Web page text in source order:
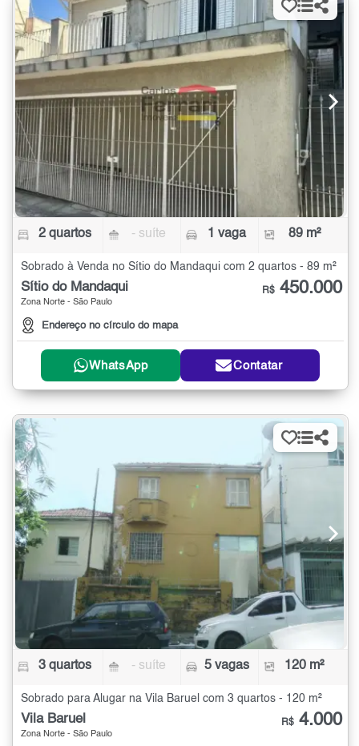
2 quartos - suíte 1 vaga 89 m²
Sobrado à Venda no Sítio do Mandaqui com 2 quartos - 89 m²
Sítio do Mandaqui
Zona Norte - São Paulo
Endereço no círculo do mapa
R$ 450.000
WhatsApp Contatar
3 quartos - suíte 5 vagas 120 m²
Sobrado para Alugar na Vila Baruel com 3 quartos - 120 m²
Vila Baruel
Zona Norte - São Paulo
R$ 4.000